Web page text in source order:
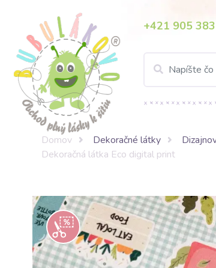
+421 905
Domov Dekoračné látky
Dekoračná látka Eco digital print